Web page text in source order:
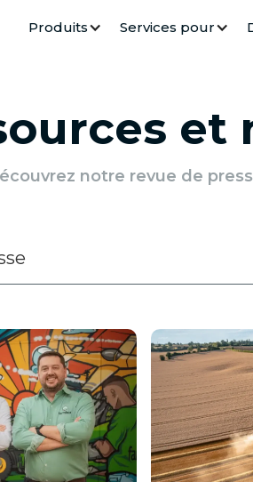
Produits Services pour
notre revue de